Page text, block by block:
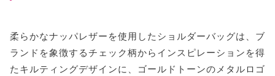
柔らかなナッパレザーを使用したショルダーバッグは、ブ
ランドを象徴するチェック柄からインスピレーションを得
たキルティングデザインに、ゴールドトーンのメタルロゴ